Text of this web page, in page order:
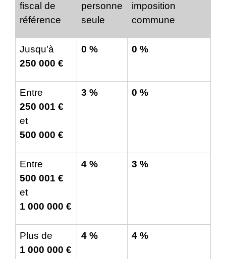
fiscal de
référence
personne
seule
imposition
commune
Jusqu'à
250 000 €
0 % 0 %
Entre
250 001 €
et
500 000 €
3 % 0 %
Entre
500 001 €
et
1 000 000 €
4 % 3 %
Plus de
1 000 000 €
4 % 4 %